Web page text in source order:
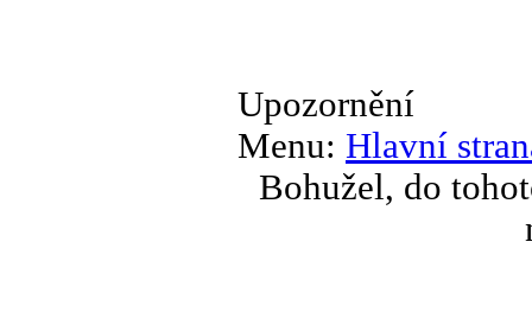
Upozornění
Menu: Hlavní
Bohužel, do